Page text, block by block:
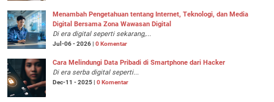
Menambah Pengetahuan tentang Internet, Teknologi, dan Media
Digital Bersama Zona Wawasan Digital
Di era digital seperti sekarang,...
Jul-06 - 2026 | 0 Komentar
Cara Melindungi Data Pribadi di Smartphone dari Hacker
Di era serba digital seperti...
Dec-11 - 2025 | 0 Komentar